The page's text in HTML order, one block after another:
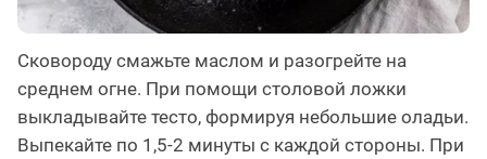
Сковороду смажьте маслом и разогрейте на
среднем огне. При помощи столовой ложки
выкладывайте тесто, формируя небольшие оладьи.
Выпекайте по 1,5-2 минуты с каждой стороны. При